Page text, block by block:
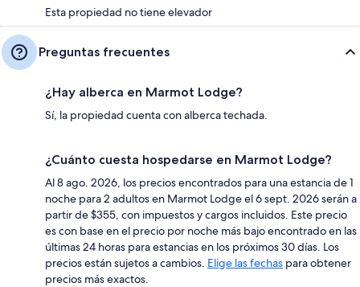
Esta propiedad no tiene elevador
Preguntas frecuentes
¿Hay alberca en Marmot Lodge?
Sí, la propiedad cuenta con alberca techada.
¿Cuánto cuesta hospedarse en Marmot Lodge?
Al 8 ago. 2026, los precios encontrados para una estancia de 1
noche para 2 adultos en Marmot Lodge el 6 sept. 2026 serán a
partir de $355, con impuestos y cargos incluidos. Este precio
es con base en el precio por noche más bajo encontrado en las
últimas 24 horas para estancias en los próximos 30 días. Los
precios están sujetos a cambios. Elige las fechas para obtener
precios más exactos.